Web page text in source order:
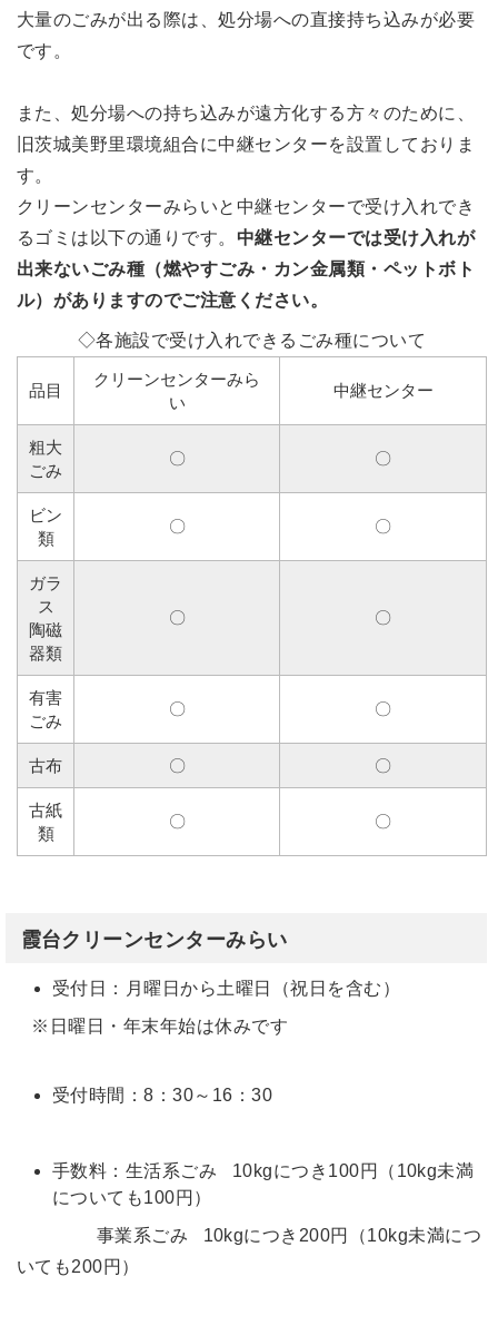
大量のごみが出る際は、処分場への直接持ち込みが必要
です。
また、処分場への持ち込みが遠方化する方々のために、
旧茨城美野里環境組合に中継センターを設置しておりま
す。
クリーンセンターみらいと中継センターで受け入れでき
るゴミは以下の通りです。 中継センターでは受け入れが
出来ないごみ種（燃やすごみ・カン金属類・ペットボト
ル）がありますのでご注意ください。
◇各施設で受け入れできるごみ種について
品目
クリーンセンターみら
い
中継センター
粗大
ごみ
〇 〇
ビン
類
〇 〇
ガラ
ス
陶磁
器類
〇 〇
有害
ごみ
〇 〇
古布 〇 〇
古紙
類
〇 〇
燃や
み
カ
金属
類
トボ
トル
〇
を営
霞台クリーンセンターみらい
受付日：月曜日から土曜日（祝日を含む）
※日曜日・年末年始は休みです
受付時間：8：30～16：30
手数料：生活系ごみ 10kgにつき100円（10kg未満
についても100円）
事業系ごみ 10kgにつき200円（10kg未満につ
いても200円）